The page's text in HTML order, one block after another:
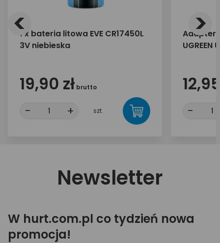
1 x bateria litowa EVE CR17450L
3V niebieska
19,90 zł brutto
- + szt.
Adapter
UGREEN
-
< >
Newsletter
W hurt.com.pl co tydzień nowa
promocja!